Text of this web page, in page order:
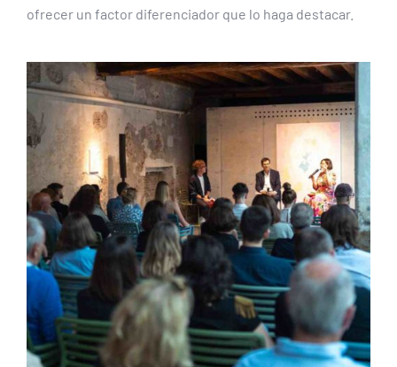
ofrecer un factor diferenciador que lo haga destacar.